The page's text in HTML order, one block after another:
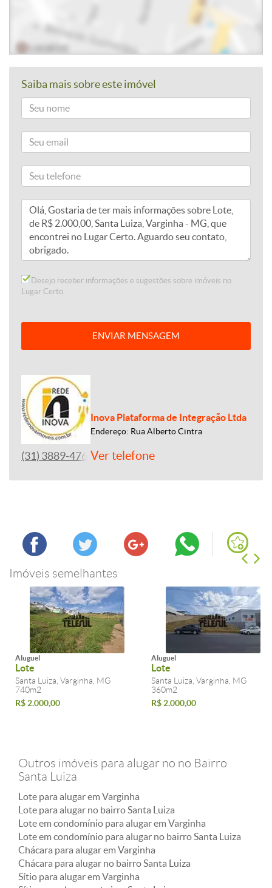
Saiba mais sobre este imóvel
Desejo receber informações e sugestões sobre imóveis no
Lugar Certo.
ENVIAR MENSAGEM
Inova Plataforma de Integração Ltda
Endereço: Rua Alberto Cintra
(31) 3889-4765Ver telefone
Imóveis semelhantes
Aluguel
Lote
Santa Luiza, Varginha, MG
740m2
R$ 2.000,00
Aluguel
Lote
Santa Luiza, Varginha, MG
360m2
R$ 2.000,00
Outros imóveis para alugar no no Bairro
Santa Luiza
Lote para alugar em Varginha
Lote para alugar no bairro Santa Luiza
Lote em condomínio para alugar em Varginha
Lote em condomínio para alugar no bairro Santa Luiza
Chácara para alugar em Varginha
Chácara para alugar no bairro Santa Luiza
Sítio para alugar em Varginha